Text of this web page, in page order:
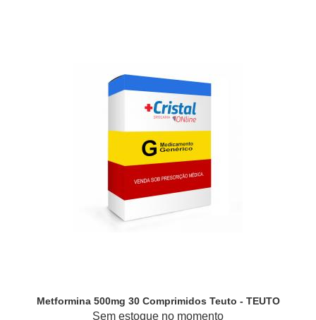
Metformina 500mg 30 Comprimidos Teuto - TEUTO
Sem estoque no momento